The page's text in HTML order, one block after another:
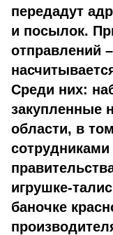
передадут
и посылок.
отправлений
Среди них:
закупленные
области, в
сотрудниками
игрушке-
баночке